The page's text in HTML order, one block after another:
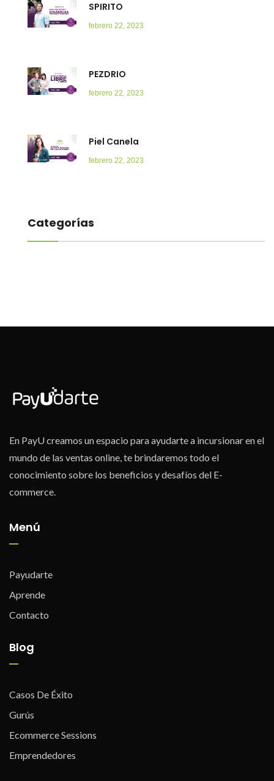
SPIRITO
febrero 22, 2023
PEZDRIO
febrero 22, 2023
Piel Canela
febrero 22, 2023
Categorías
En PayU creamos un espacio para ayudarte a incursionar en el
mundo de las ventas online, te brindaremos todo el
conocimiento sobre los beneficios y desafíos del E-
commerce.
Menú
Payudarte
Aprende
Contacto
Blog
Casos De Éxito
Gurús
Ecommerce Sessions
Emprendedores